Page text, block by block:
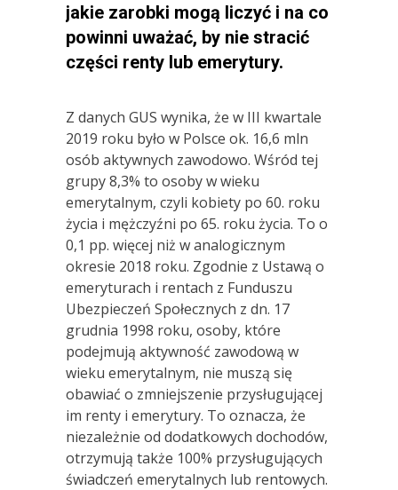
jakie zarobki mogą liczyć i na co
powinni uważać, by nie stracić
części renty lub emerytury.
Z danych GUS wynika, że w III kwartale
2019 roku było w Polsce ok. 16,6 mln
osób aktywnych zawodowo. Wśród tej
grupy 8,3% to osoby w wieku
emerytalnym, czyli kobiety po 60. roku
życia i mężczyźni po 65. roku życia. To o
0,1 pp. więcej niż w analogicznym
okresie 2018 roku. Zgodnie z Ustawą o
emeryturach i rentach z Funduszu
Ubezpieczeń Społecznych z dn. 17
grudnia 1998 roku, osoby, które
podejmują aktywność zawodową w
wieku emerytalnym, nie muszą się
obawiać o zmniejszenie przysługującej
im renty i emerytury. To oznacza, że
niezależnie od dodatkowych dochodów,
otrzymują także 100% przysługujących
świadczeń emerytalnych lub rentowych.